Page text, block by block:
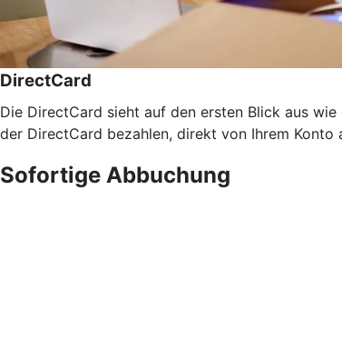
DirectCard
Die DirectCard sieht auf den ersten Blick aus
der DirectCard bezahlen, direkt von Ihrem Konto
Sofortige Abbuchung